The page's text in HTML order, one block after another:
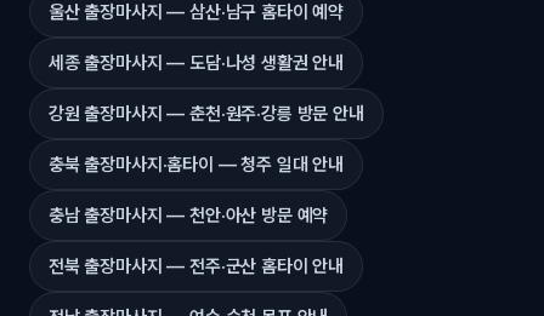
울산 출장마사지 — 삼산·남구 홈타이 예약
세종 출장마사지 — 도담·나성 생활권 안내
강원 출장마사지 — 춘천·원주·강릉 방문 안내
충북 출장마사지·홈타이 — 청주 일대 안내
충남 출장마사지 — 천안·아산 방문 예약
전북 출장마사지 — 전주·군산 홈타이 안내